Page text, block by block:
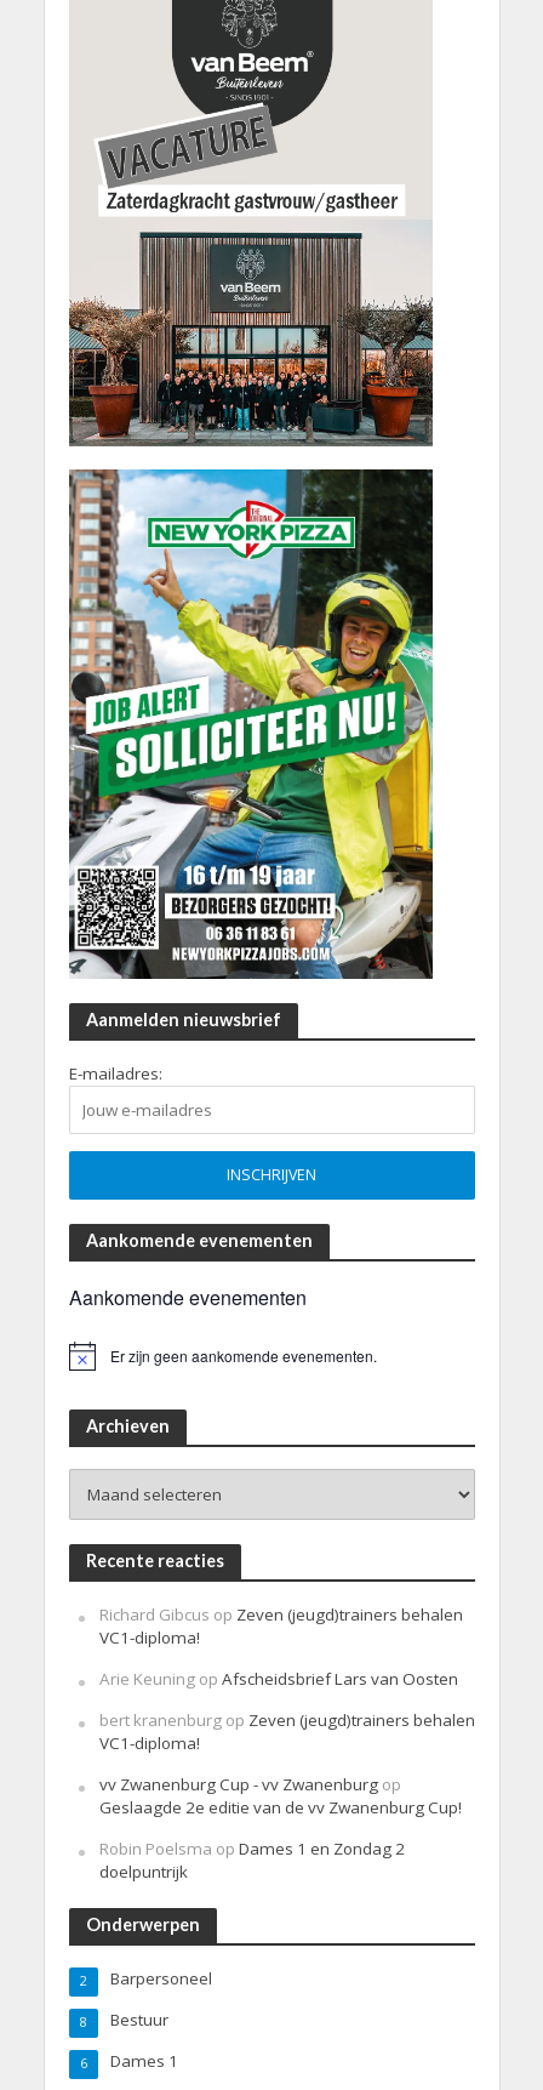
Aanmelden nieuwsbrief
E-mailadres:
Aankomende evenementen
Aankomende evenementen
Er zijn geen aankomende evenementen.
Archieven
Recente reacties
Richard Gibcus op Zeven (jeugd)trainers behalen
VC1-diploma!
Arie Keuningop Afscheidsbrief Lars van Oosten
bert kranenburgop Zeven (jeugd)trainers behalen
VC1-diploma!
vv Zwanenburg Cup - vv Zwanenburgop
Geslaagde 2e editie van de vv Zwanenburg Cup!
Robin Poelsma op Dames 1 en Zondag 2
doelpuntrijk
Onderwerpen
Barpersoneel
2
Bestuur
8
Dames 1
6